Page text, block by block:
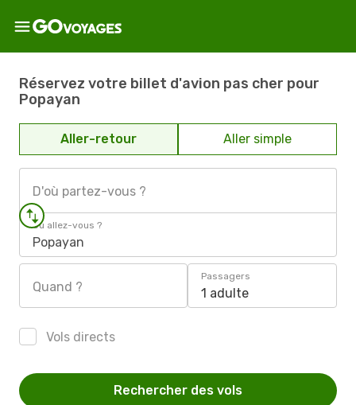
Réservez votre billet d'avion pas cher pour
Popayan
Aller-retour Aller simple
D'où partez-vous ?
Où allez-vous ?
Popayan
Quand ?
Passagers
1 adulte
Vols directs
Rechercher des vols